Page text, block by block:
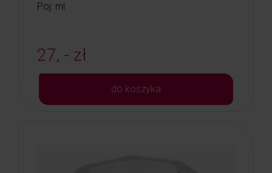
Poj: ml
27, - zł
do koszyka